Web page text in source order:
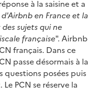
à la saisine et a
en France et la
sujets qui ne
française". Airbnb
français. Dans ce
passe désormais à la
questions posées puis
PCN se réserve la